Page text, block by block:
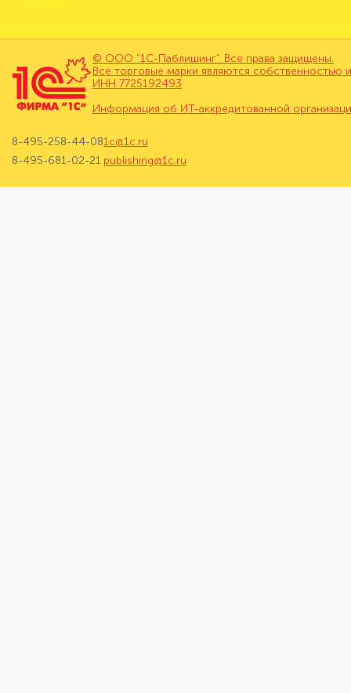
© ООО "1С-Паблишинг". Все права защищены.
Все торговые марки являются собственностью
ИНН 7725192493
Информация об ИТ-аккредитованной
8-495-258-44-08
8-495-681-02-21
1c@1c.ru
publishing@1c.ru